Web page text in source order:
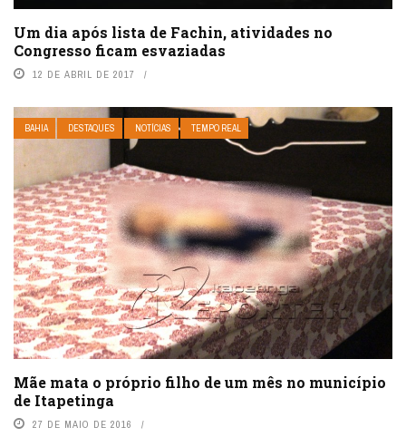
Um dia após lista de Fachin, atividades no
Congresso ficam esvaziadas
12 DE ABRIL DE 2017
BAHIA DESTAQUES NOTÍCIAS TEMPO REAL
Mãe mata o próprio filho de um mês no município
de Itapetinga
27 DE MAIO DE 2016